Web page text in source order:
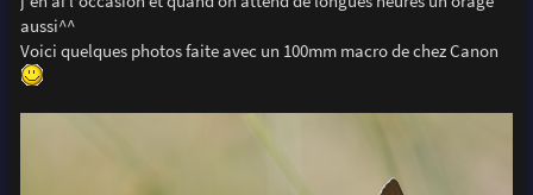
aussi^^
Voici quelques photos faite avec un 100mm macro de chez Canon